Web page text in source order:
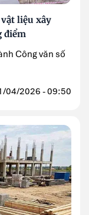
liệu xây
điểm
số
04/2026 - 09:50